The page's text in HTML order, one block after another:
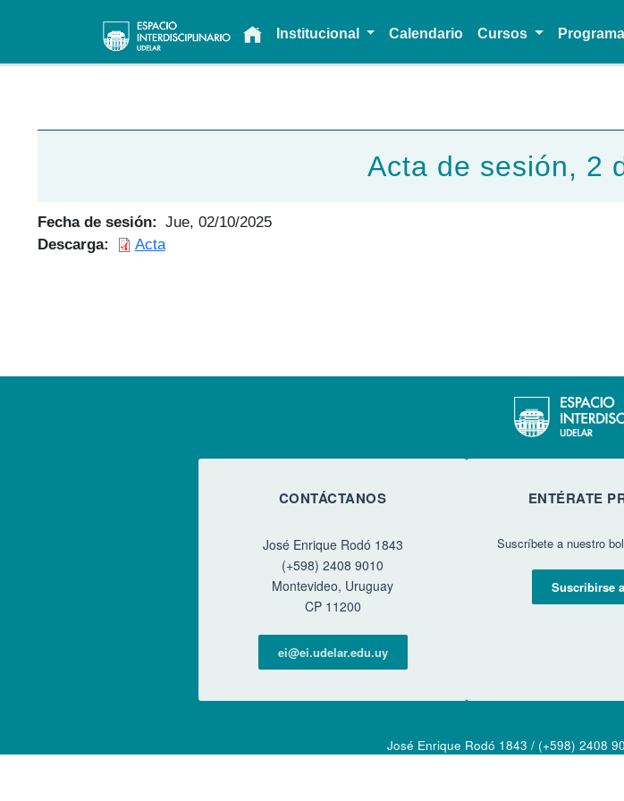
Main navigationInstitucional Calendario Cursos
Acta de sesión, 2
Fecha de sesión
Jue, 02/10/2025
Descarga
Acta
CONTÁCTANOS
José Enrique Rodó 1843
(+598) 2408 9010
Montevideo, Uruguay
CP 11200
ei@ei.udelar.edu.uy
ENTÉRATE
Suscríbete a nuestro
Suscribirse
José Enrique Rodó 1843 / (+598) 2408